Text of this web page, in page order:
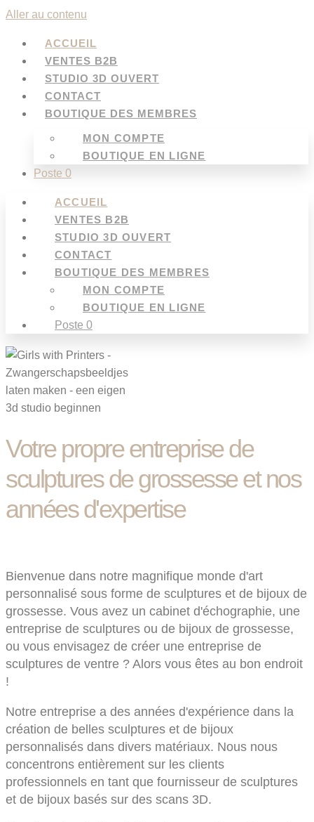
Aller au contenu
ACCUEIL
VENTES B2B
STUDIO 3D OUVERT
CONTACT
BOUTIQUE DES MEMBRES
MON COMPTE
BOUTIQUE EN LIGNE
Poste 0
ACCUEIL
VENTES B2B
STUDIO 3D OUVERT
CONTACT
BOUTIQUE DES MEMBRES
MON COMPTE
BOUTIQUE EN LIGNE
Poste 0
Votre propre entreprise de
sculptures de grossesse et nos
années d'expertise
Bienvenue dans notre magnifique monde d'art
personnalisé sous forme de sculptures et de bijoux de
grossesse. Vous avez un cabinet d'échographie, une
entreprise de sculptures ou de bijoux de grossesse,
ou vous envisagez de créer une entreprise de
sculptures de ventre ? Alors vous êtes au bon endroit
!
Notre entreprise a des années d'expérience dans la
création de belles sculptures et de bijoux
personnalisés dans divers matériaux. Nous nous
concentrons entièrement sur les clients
professionnels en tant que fournisseur de sculptures
et de bijoux basés sur des scans 3D.